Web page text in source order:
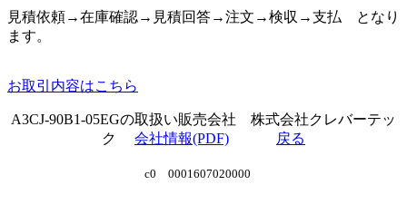
見積依頼→在庫確認→見積回答→注文→検収→支払 となり
ます。
お取引内容はこちら
A3CJ-90B1-05EGの取扱い販売会社 株式会社クレバーテッ
ク 会社情報(PDF) 戻る
c0 0001607020000